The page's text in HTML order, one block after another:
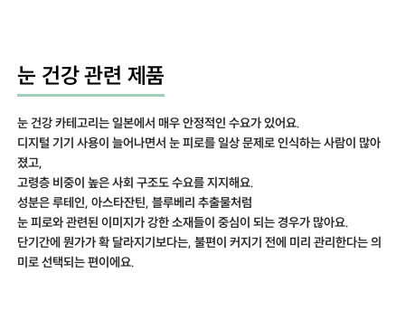
눈 건강 관련 제품
눈 건강 카테고리는 일본에서 매우 안정적인 수요가 있어요.
디지털 기기 사용이 늘어나면서 눈 피로를 일상 문제로 인식하는 사람이 많아
졌고,
고령층 비중이 높은 사회 구조도 수요를 지지해요.
성분은 루테인, 아스타잔틴, 블루베리 추출물처럼
눈 피로와 관련된 이미지가 강한 소재들이 중심이 되는 경우가 많아요.
단기간에 뭔가가 확 달라지기보다는, 불편이 커지기 전에 미리 관리한다는 의
미로 선택되는 편이에요.